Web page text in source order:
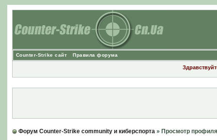
Counter-Strike сайт Правила форума
Форум Counter-Strike community и киберспорта» Просмотр профиля